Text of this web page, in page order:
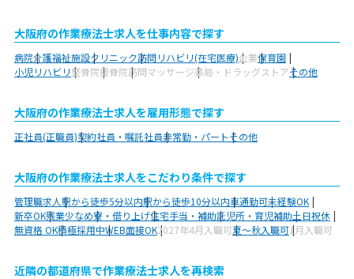
大阪府の作業療法士求人を仕事内容で探す
病院介護福祉施設クリニック訪問リハビリ(在宅医療)企業保育園
小児リハビリ整骨院接骨院訪問マッサージ薬局・ドラッグストアその他
大阪府の作業療法士求人を雇用形態で探す
正社員(正職員)契約社員・嘱託社員非常勤・パートその他
大阪府の作業療法士求人をこだわり条件で探す
管理職求人駅から徒歩5分以内駅から徒歩10分以内車通勤可未経験OK
新卒OK残業少なめ寮・借り上げ住宅手当・補助託児所・育児補助土日祝休
無資格 OK積極採用中WEB面接OK2027年4月入職可夏～秋入職可1月入職可
近隣の都道府県で作業療法士求人を再検索